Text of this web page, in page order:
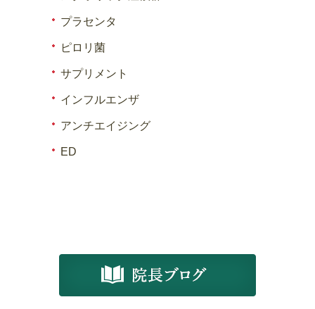
プラセンタ
ピロリ菌
サプリメント
インフルエンザ
アンチエイジング
ED